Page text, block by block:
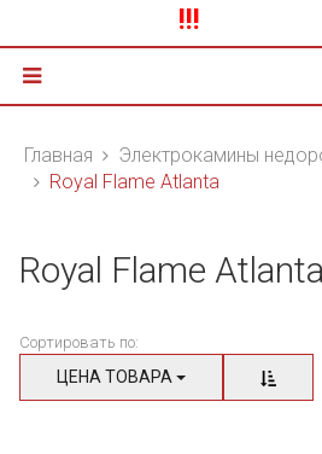
!!!
Главная
Электрокамины
Royal Flame Atlanta
Royal Flame Atlanta
Сортировать по:
ЦЕНА ТОВАРА